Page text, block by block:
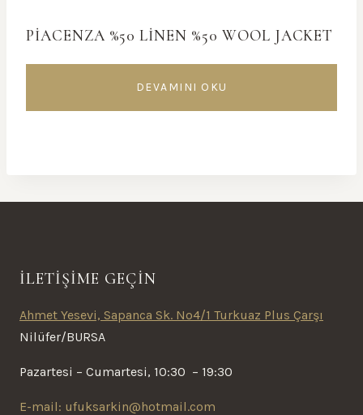
PİACENZA %50 LINEN %50 WOOL JACKET
DEVAMINI OKU
İLETİŞİME GEÇİN
Ahmet Yesevi, Sapanca Sk. No4/1 Turkuaz Plus Çarşı
Nilüfer/BURSA
Pazartesi – Cumartesi, 10:30 – 19:30
E-mail: ufuksarkin@hotmail.com